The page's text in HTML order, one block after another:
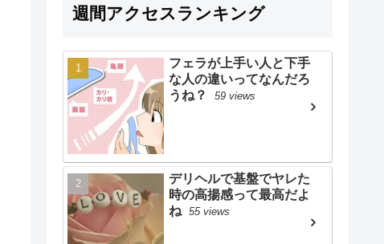
週間アクセスランキング
フェラが上手い人と下手
な人の違いってなんだろ
うね？
59 views
デリヘルで基盤でヤレた
時の高揚感って最高だよ
ね 55 views